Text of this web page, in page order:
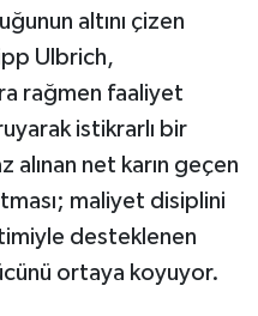
altını çizen
Ulbrich,
rağmen faaliyet
istikrarlı bir
net karın geçen
maliyet disiplini
desteklenen
ortaya koyuyor.